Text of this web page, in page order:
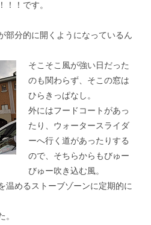
！！です。
部分的に開くようになっているん
そこそこ風が強い日だった
のも関わらず、そこの窓は
ひらきっぱなし。
外にはフードコートがあっ
たり、 ウォータースライダ
ーへ行く道があったりする
ので、 そちらからもびゅー
びゅー吹き込む風。
温めるストーブゾーンに定期的に